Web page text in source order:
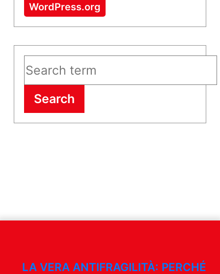
WordPress.org
Search
LA VERA ANTIFRAGILITÀ: PERCHÉ